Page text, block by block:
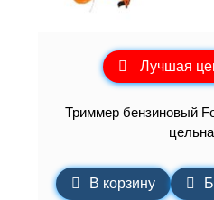
Лучшая
Триммер бензиновый
В корзину